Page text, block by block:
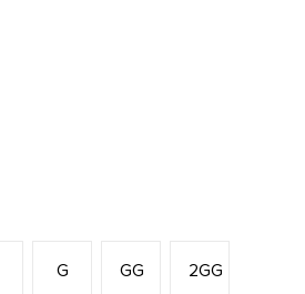
2GG
G GG